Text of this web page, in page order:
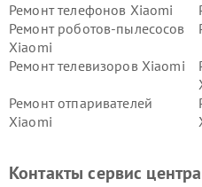
Ремонт телефонов Xiaomi
Ремонт роботов-пылесосов
Xiaomi
Ремонт телевизоров Xiaomi
Ремонт отпаривателей
Xiaomi
Ремонт стиральных машин
Контакты сервис центра